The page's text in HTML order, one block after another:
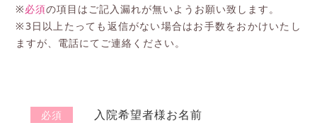
※必須の項目はご記入漏れが無いようお願い致します。
※3日以上たっても返信がない場合はお手数をおかけいたし
ますが、電話にてご連絡ください。
必須 入院希望者様お名前